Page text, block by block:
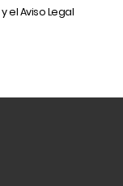
y elAviso Legal